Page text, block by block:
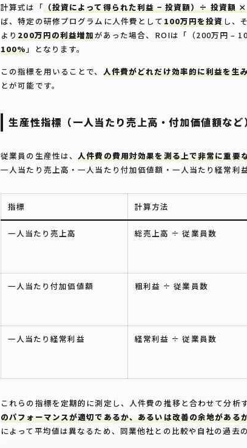
計算式は「 （投資によって得られた利益 − 投資額）÷ 投資額
ば、特定の研修プログラムに人件費として 100万円を投資 し、
より 200万円の利益増加があった場合、ROIは「（200万円 –
100% 」となります。
この指標を用いることで、 人件費がどれだけ効率的に利益を生
とが可能です。
生産性指標（一人当たり売上高・付加価値額など）
従業員の生産性は、人件費の費用対効果を測る上で非常に重要
一人当たり売上高・一人当たり付加価値額・一人当たり経常利
指標 計算方法
一人当たり売上高 総売上高 ÷ 従業員数
一人当たり付加価値額 粗利益 ÷ 従業員数
一人当たり経常利益 経常利益 ÷ 従業員数
これらの指標を定期的に測定し、人件費の推移と合わせて分析す
のパフォーマンスが適切であるか、あるいは改善の余地がある
によって平均値は異なるため、同業他社との比較や自社の過去